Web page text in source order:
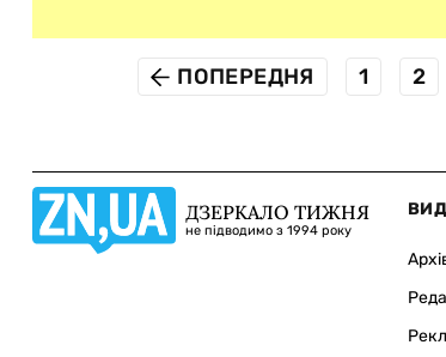
ПОПЕРЕДНЯ 1 2
ДЗЕРКАЛО ТИЖНЯ
не підводимо з 1994 року